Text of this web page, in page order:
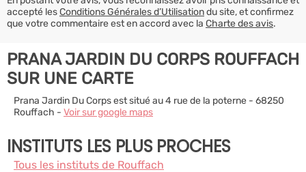
accepté lesConditions Générales d’Utilisationdu site, et confirmez
que votre commentaire est en accord avec la Charte des avis.
PRANA JARDIN DU CORPS ROUFFACH
SUR UNE CARTE
Prana Jardin Du Corps est situé au 4 rue de la poterne - 68250
Rouffach - Voir sur google maps
INSTITUTS LES PLUS PROCHES
Tous les instituts de Rouffach